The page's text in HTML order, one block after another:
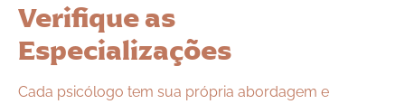
Verifique as
Especializações
Cada psicólogo tem sua própria abordagem e